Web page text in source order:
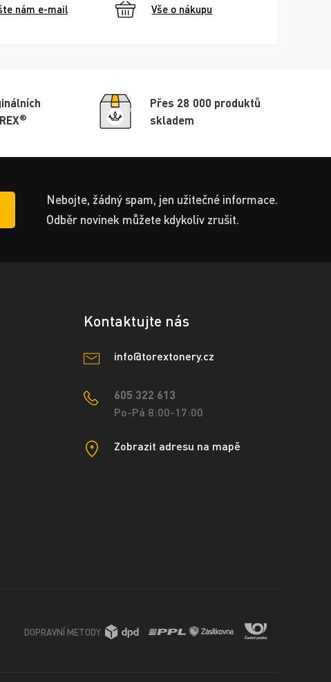
nám e-mail Vše o nákupu
®
Přes 28 000 produktů
skladem
Nebojte, žádný spam, jen užitečné informace.
Odběr novinek můžete kdykoliv zrušit.
Kontaktujte nás
info@torextonery.cz
605 322 613
Po-Pá 8:00-17:00
Zobrazit adresu na mapě
DOPRAVNÍ METODY